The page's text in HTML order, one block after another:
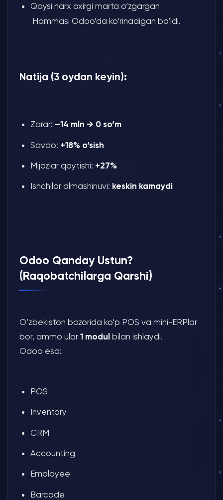
Qaysi narx oxirgi marta o‘zgargan
Hammasi Odoo’da ko‘rinadigan bo‘ldi.
Natija (3 oydan keyin):
Zarar: –14 mln → 0 so‘m
Savdo: +18% o‘sish
Mijozlar qaytishi: +27%
Ishchilar almashinuvi: keskin kamaydi
Odoo Qanday Ustun?
(Raqobatchilarga Qarshi)
O‘zbekiston bozorida ko‘p POS va mini-ERPlar
bor, ammo ular 1 modulbilan ishlaydi.
Odoo esa:
POS
Inventory
CRM
Accounting
Employee
Barcode